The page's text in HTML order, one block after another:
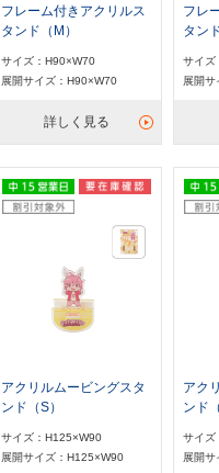
フレーム付きアクリルス
タンド（M）
サイズ：H90×W70
展開サイズ：H90×W70
詳しく見る
フレ
タン
サイズ
展開
アクリルムービングスタ
ンド（S）
サイズ：H125×W90
展開サイズ：H125×W90
アク
ンド
サイズ
展開